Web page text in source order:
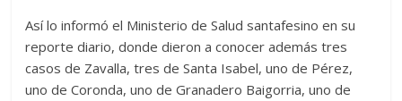
Así lo informó el Ministerio de Salud santafesino en su
reporte diario, donde dieron a conocer además tres
casos de Zavalla, tres de Santa Isabel, uno de Pérez,
uno de Coronda, uno de Granadero Baigorria, uno de